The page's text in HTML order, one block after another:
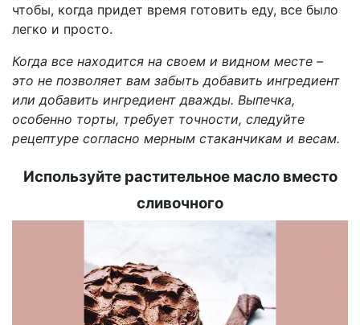
чтобы, когда придет время готовить еду, все было
легко и просто.
Когда все находится на своем и видном месте –
это не позволяет вам забыть добавить ингредиент
или добавить ингредиент дважды. Выпечка,
особенно торты, требует точности, следуйте
рецептуре согласно мерным стаканчикам и весам.
Используйте растительное масло вместо
сливочного